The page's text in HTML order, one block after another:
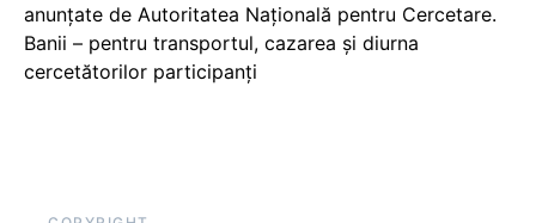
anunțate de Autoritatea Națională pentru Cercetare.
Banii – pentru transportul, cazarea și diurna
cercetătorilor participanți